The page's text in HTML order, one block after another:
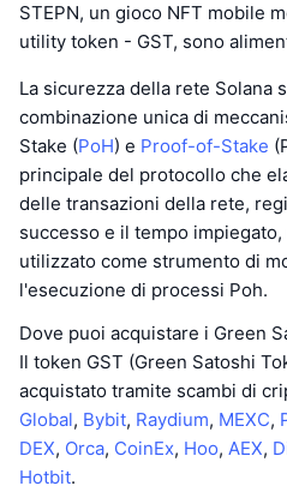
STEPN, un gioco NFT mobile
utility token - GST, sono
La sicurezza della rete Solana
combinazione unica di
Stake (PoH) e Proof-of-Stake
principale del protocollo che
delle transazioni della rete,
successo e il tempo
utilizzato come strumento di
l'esecuzione di processi Poh.
Dove puoi acquistare i Green
Il token GST (Green Satoshi
acquistato tramite scambi di
Global, Bybit, Raydium, MEXC,
DEX, Orca, CoinEx, Hoo, AEX,
Hotbit.